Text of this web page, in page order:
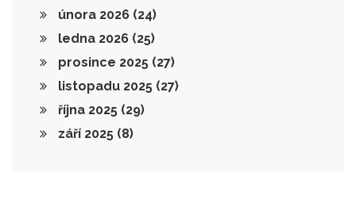
února 2026 (24)
ledna 2026 (25)
prosince 2025 (27)
listopadu 2025 (27)
října 2025 (29)
září 2025 (8)